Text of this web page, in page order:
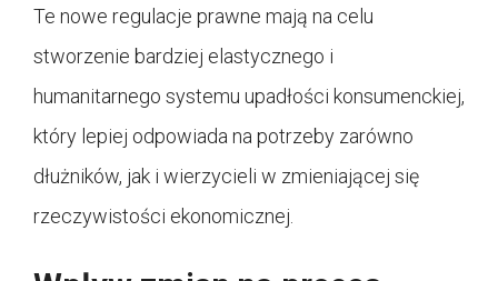
Te nowe regulacje prawne mają na celu
stworzenie bardziej elastycznego i
humanitarnego systemu upadłości konsumenckiej,
który lepiej odpowiada na potrzeby zarówno
dłużników, jak i wierzycieli w zmieniającej się
rzeczywistości ekonomicznej.